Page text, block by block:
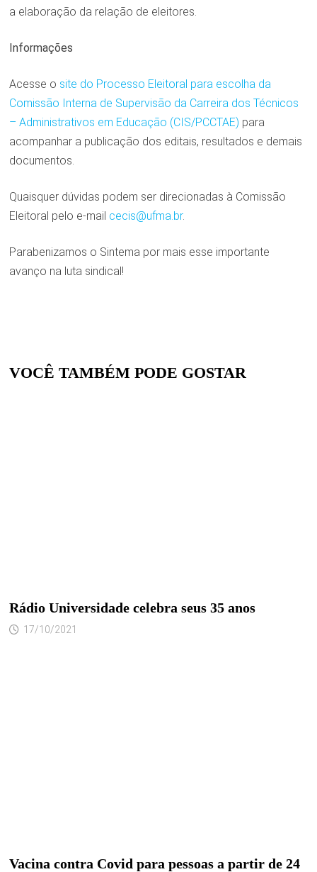
a elaboração da relação de eleitores.
Informações
Acesse o site do Processo Eleitoral para escolha da
Comissão Interna de Supervisão da Carreira dos Técnicos
– Administrativos em Educação (CIS/PCCTAE) para
acompanhar a publicação dos editais, resultados e demais
documentos.
Quaisquer dúvidas podem ser direcionadas à Comissão
Eleitoral pelo e-mail cecis@ufma.br.
Parabenizamos o Sintema por mais esse importante
avanço na luta sindical!
VOCÊ TAMBÉM PODE GOSTAR
Rádio Universidade celebra seus 35 anos
17/10/2021
Vacina contra Covid para pessoas a partir de 24